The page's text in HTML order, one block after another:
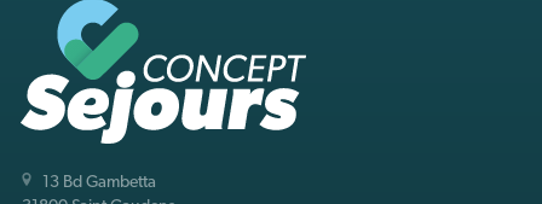
13 Bd Gambetta